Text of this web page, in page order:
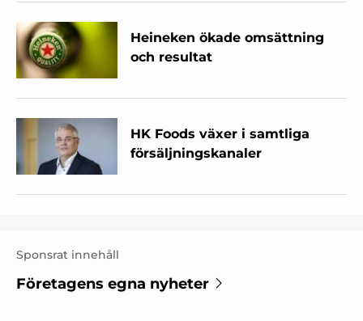
Heineken ökade omsättning
och resultat
HK Foods växer i samtliga
försäljningskanaler
Sponsrat innehåll
Företagens egna nyheter